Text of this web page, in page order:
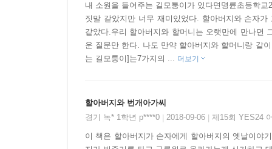
내 소원을 들어주는 길모퉁이가 있다면명륜초등학
짓말 같았지만 너무 재미있었다. 할아버지와 손자
같았다.우리 할아버지와 할머니는 오랫만에 만나면
운 질문만 한다. 나도 만약 할아버지와 할머니랑 같
는 길모퉁이]는7가지의 ... 더보기
할아버지와 번개아가씨
경기 녹* 1학년 p****0
2018-09-06 제15회 YES24
이 책은 할아버지가 손자에게 할아버지의 옛날이야